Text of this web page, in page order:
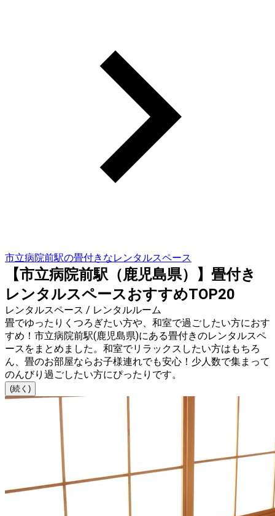
市立病院前駅の畳付きなレンタルスペース
【市立病院前駅（鹿児島県）】畳付き
レンタルスペースおすすめTOP20
レンタルスペース / レンタルルーム
畳でゆったりくつろぎたい方や、和室で過ごしたい方におす
すめ！市立病院前駅(鹿児島県)にある畳付きのレンタルスペ
ースをまとめました。和室でリラックスしたい方はもちろ
ん、畳のお部屋ならお子様連れでも安心！少人数で集まって
のんびり過ごしたい方にぴったりです。
(続く)